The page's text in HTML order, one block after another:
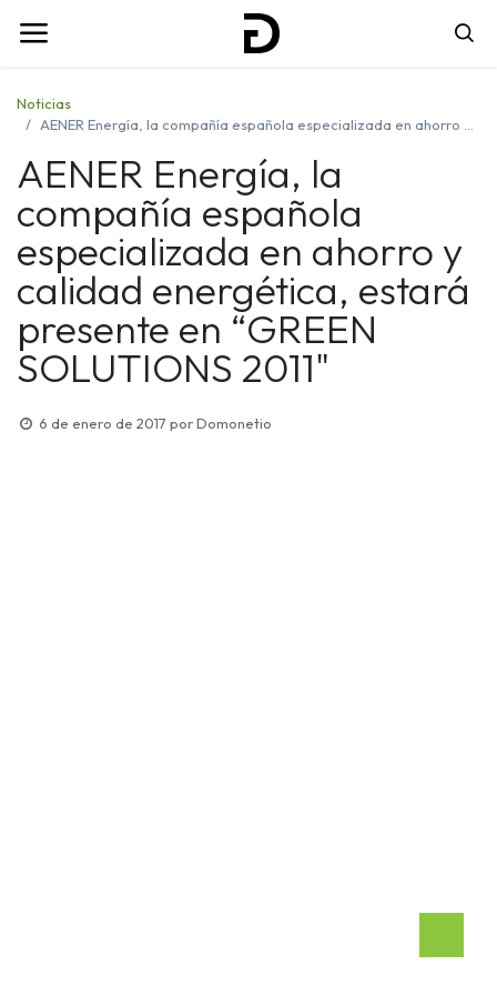
Noticias
AENER Energía, la compañía española especializada en ahorro y calidad energética, estará presente en “GREEN SOLUTIONS 2011"
AENER Energía, la
compañía española
especializada en ahorro y
calidad energética, estará
presente en “GREEN
SOLUTIONS 2011"
6 de enero de 2017 porDomonetio